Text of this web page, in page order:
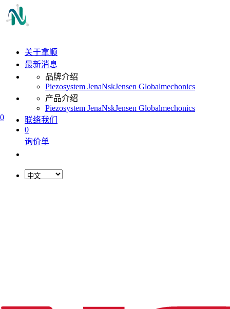
0
关于拿顺
最新消息
品牌介绍
Piezosystem JenaNskJensen Globalmechonics
产品介绍
Piezosystem JenaNskJensen Globalmechonics
联络我们
0
询价单